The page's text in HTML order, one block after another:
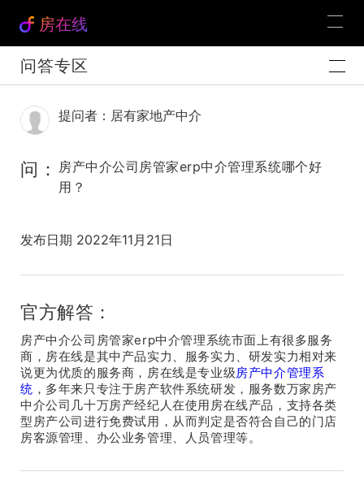
房在线
问答专区
提问者：居有家地产中介
问：
房产中介公司房管家erp中介管理系统哪个好
用？
发布日期 2022年11月21日
官方解答：
房产中介公司房管家erp中介管理系统市面上有很多服务
商，房在线是其中产品实力、服务实力、研发实力相对来
说更为优质的服务商，房在线是专业级房产中介管理系
统 ，多年来只专注于房产软件系统研发，服务数万家房产
中介公司几十万房产经纪人在使用房在线产品，支持各类
型房产公司进行免费试用，从而判定是否符合自己的门店
房客源管理、办公业务管理、人员管理等。